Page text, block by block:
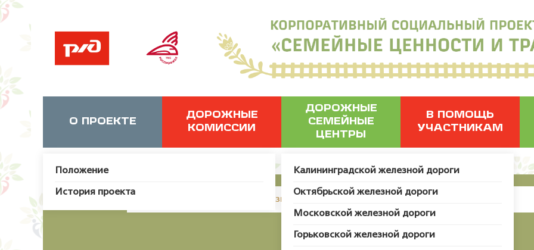
О ПРОЕКТЕ
Положение
История проекта
ДОРОЖНЫЕ
КОМИССИИ
ДОРОЖНЫЕ
СЕМЕЙНЫЕ
ЦЕНТРЫ
Калининградской железной дороги
Октябрьской железной дороги
Московской железной дороги
Горьковской железной дороги
В ПОМОЩЬ
УЧАСТНИКАМ
JUser: :_load: Не удалось загрузить пользователя с ID 52473.
Талисман семьи